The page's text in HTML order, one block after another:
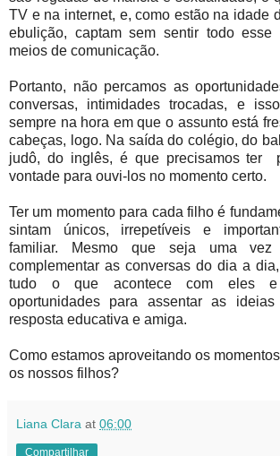
TV e na internet, e, como estão na idade
ebulição, captam sem sentir todo
meios de comunicação.
Portanto, não percamos as
conversas, intimidades trocadas, e
sempre na hora em que o assunto está
cabeças, logo. Na saída do colégio, do
judô, do inglês, é que precisamos ter
vontade para ouvi-los no momento certo.
Ter um momento para cada filho é
sintam únicos, irrepetíveis e
familiar. Mesmo que seja uma
complementar as conversas do dia a
tudo o que acontece com eles e
oportunidades para assentar as
resposta educativa e amiga.
Como estamos aproveitando os
os nossos filhos?
Liana Clara at 06:00
Compartilhar